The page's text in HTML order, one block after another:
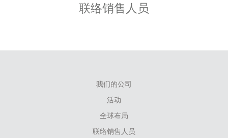
联络销售人员
我们的公司
活动
全球布局
联络销售人员